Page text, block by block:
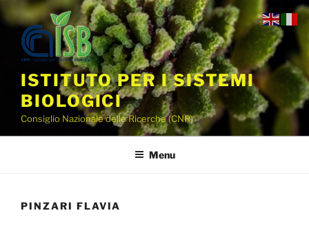
ISTITUTO PER I SISTEMI
BIOLOGICI
Consiglio Nazionale delle Ricerche (CNR)
Menu
PINZARI FLAVIA